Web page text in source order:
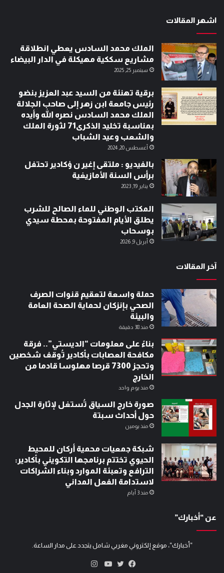
اشهر المقالات
الملك محمد السادس يعطي انطلاقة
مشاريع سككية مهيكلة في الدار البيضاء
سبتمبر 25, 2025
برقية تهنئة من السيد عبد العزيز بنضو
رئيس جامعة ابن زهر إلى صاحب الجلالة
الملك محمد السادس نصره الله وأيده
بمناسبة تخليد الذكرى71 لثورة الملك
والشعب وعيد الشباب
أغسطس 20, 2024
بالفيديو : ملتقى إغير ن ؤكادير تحتفل
برأس السنة الأمازيغية
يناير 19, 2023
المكتب الوطني للماء الصالح للشرب
يطلق الأيام المفتوحة بمحطة سيدي
بوسحاب
أبريل 9, 2026
آخر المقالات
حملة واسعة لتعقيم قنوات الصرف
الصحي بإنزكان لحماية الصحة العامة
والبيئة
منذ 38 دقيقة
بناءً على معلومات “الديستي”.. فرقة
مكافحة العصابات بأكادير تُوقف شخصين
وتحجز 7300 قرصا مهلوسا قادما من
الخارج
منذ يوم واحد
صورة خارج السياق تُستغل لإثارة الجدل
حول أحداث سبتة
منذ يومين
شبكة جمعيات محمية أركان للمحيط
الحيوي تختتم برنامجها التكويني بأكادير:
الترافع وتعبئة الموارد وبناء الشراكات
لاستدامة الفعل المداني
منذ 3 أيام
عن “أخبارك”
“أخبارك“، موقع إلكتروني مغربي شامل يتجدد على مدار الساعة.